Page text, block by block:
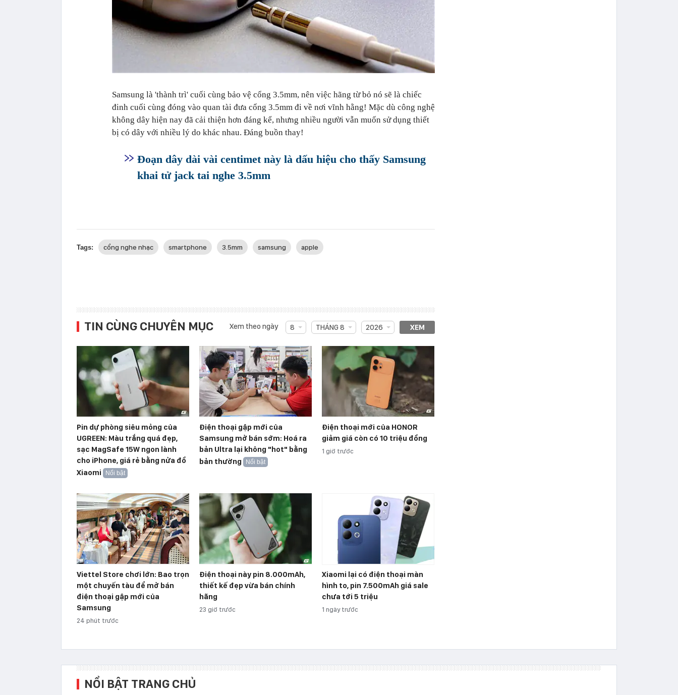
Samsung là 'thành trì' cuối cùng bảo vệ cổng 3.5mm, nên việc hãng từ bỏ nó sẽ là chiếc
đinh cuối cùng đóng vào quan tài đưa cổng 3.5mm đi về nơi vĩnh hằng! Mặc dù công nghệ
không dây hiện nay đã cải thiện hơn đáng kể, nhưng nhiều người vẫn muốn sử dụng thiết
bị có dây với nhiều lý do khác nhau. Đáng buồn thay!
Đoạn dây dài vài centimet này là dấu hiệu cho thấy Samsung
khai tử jack tai nghe 3.5mm
Tags: cổng nghe nhạc smartphone 3.5mm samsung apple
TIN CÙNG CHUYÊN MỤC Xem theo ngày 8 THÁNG 8 2026 XEM
Pin dự phòng siêu mỏng của
UGREEN: Màu trắng quá đẹp,
sạc MagSafe 15W ngon lành
cho iPhone, giá rẻ bằng nửa đồ
Xiaomi
Nổi bật
Điện thoại gập mới của
Samsung mở bán sớm: Hoá ra
bản Ultra lại không "hot" bằng
bản thường
Nổi bật
Điện thoại mới của HONOR
giảm giá còn có 10 triệu đồng
1 giờ trước
Viettel Store chơi lớn: Bao trọn
một chuyến tàu để mở bán
điện thoại gập mới của
Samsung
24 phút trước
Điện thoại này pin 8.000mAh,
thiết kế đẹp vừa bán chính
hãng
23 giờ trước
Xiaomi lại có điện thoại màn
hình to, pin 7.500mAh giá sale
chưa tới 5 triệu
1 ngày trước
NỔI BẬT TRANG CHỦ